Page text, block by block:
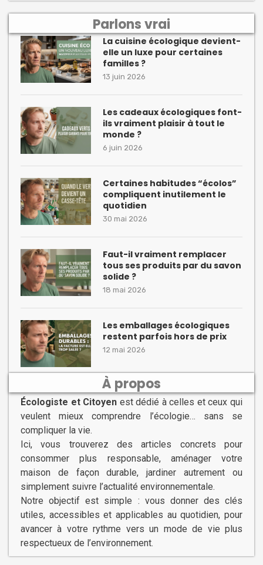
Parlons vrai
La cuisine écologique devient-
elle un luxe pour certaines
familles ?
13 juin 2026
Les cadeaux écologiques font-
ils vraiment plaisir à tout le
monde ?
6 juin 2026
Certaines habitudes “écolos”
compliquent inutilement le
quotidien
30 mai 2026
Faut-il vraiment remplacer
tous ses produits par du savon
solide ?
18 mai 2026
Les emballages écologiques
restent parfois hors de prix
12 mai 2026
À propos
Écologiste et Citoyen est dédié à celles et ceux qui
veulent mieux comprendre l’écologie… sans se
compliquer la vie.
Ici, vous trouverez des articles concrets pour
consommer plus responsable, aménager votre
maison de façon durable, jardiner autrement ou
simplement suivre l’actualité environnementale.
Notre objectif est simple : vous donner des clés
utiles, accessibles et applicables au quotidien, pour
avancer à votre rythme vers un mode de vie plus
respectueux de l’environnement.